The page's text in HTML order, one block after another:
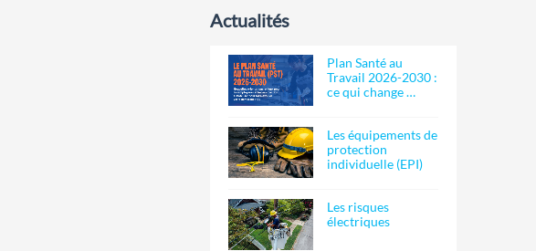
Actualités
Plan Santé au
Travail 2026-2030 :
ce qui change …
Les équipements de
protection
individuelle (EPI)
Les risques
électriques